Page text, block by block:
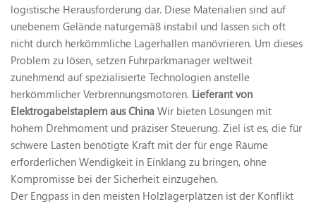
logistische Herausforderung dar. Diese Materialien sind auf
unebenem Gelände naturgemäß instabil und lassen sich oft
nicht durch herkömmliche Lagerhallen manövrieren. Um dieses
Problem zu lösen, setzen Fuhrparkmanager weltweit
zunehmend auf spezialisierte Technologien anstelle
herkömmlicher Verbrennungsmotoren. Lieferant von
Elektrogabelstaplern aus China Wir bieten Lösungen mit
hohem Drehmoment und präziser Steuerung. Ziel ist es, die für
schwere Lasten benötigte Kraft mit der für enge Räume
erforderlichen Wendigkeit in Einklang zu bringen, ohne
Kompromisse bei der Sicherheit einzugehen.
Der Engpass in den meisten Holzlagerplätzen ist der Konflikt